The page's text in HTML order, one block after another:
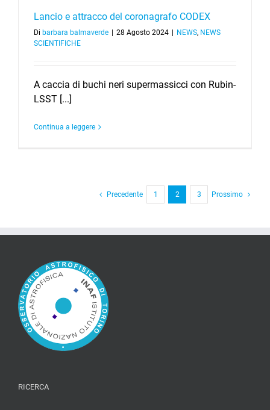
Lancio e attracco del coronagrafo CODEX
Di barbara balmaverde 28 Agosto 2024 NEWS, NEWS
SCIENTIFICHE
A caccia di buchi neri supermassicci con Rubin-
LSST [...]
Continua a leggere
Precedente 1 2 3 Prossimo
RICERCA